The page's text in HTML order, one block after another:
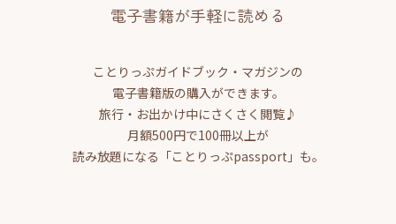
電子書籍が手軽に読める
ことりっぷガイドブック・マガジンの
電子書籍版の購入ができます。
旅行・お出かけ中にさくさく閲覧♪
月額500円で100冊以上が
読み放題になる「ことりっぷpassport」も。